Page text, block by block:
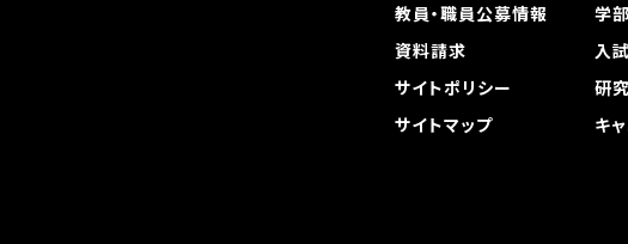
教員・職員公募情報 学
資料請求
入
サイトポリシー
研
サイトマップ
キ